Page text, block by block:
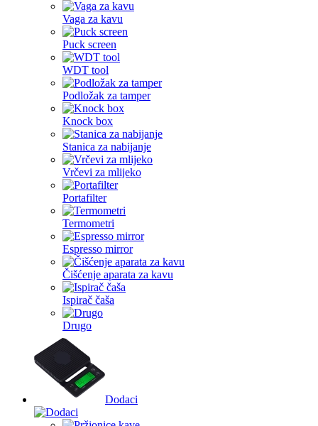
Vaga za kavu
Puck screen
WDT tool
Podložak za tamper
Knock box
Stanica za nabijanje
Vrčevi za mlijeko
Portafilter
Termometri
Espresso mirror
Čišćenje aparata za kavu
Ispirač čaša
Drugo
Dodaci